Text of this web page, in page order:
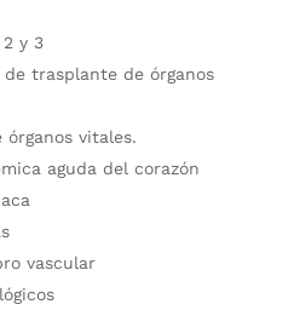
2 y 3
trasplante de órganos
vitales.
aguda del corazón
vascular